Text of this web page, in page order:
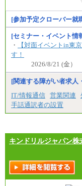
[参加予定クローバー就
[セミナー・イベント情
・
【対面イベントin東
す！
2026/8/21 (金）
[関連する障がい者求人
IT/情報通信 営業関連
手話通訳者の設置
キンドリルジャパン株